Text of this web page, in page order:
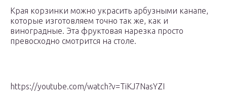
Края корзинки можно украсить арбузными канапе,
которые изготовляем точно так же, как и
виноградные. Эта фруктовая нарезка просто
превосходно смотрится на столе.
https://youtube.com/watch?v=TiKJ7NasYZI